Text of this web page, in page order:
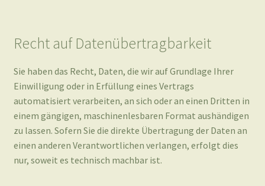
automatisiert verarbeiten, an sich oder an einen Dritten in
einem gängigen, maschinenlesbaren Format aushändigen
zu lassen. Sofern Sie die direkte Übertragung der Daten an
einen anderen Verantwortlichen verlangen, erfolgt dies
nur, soweit es technisch machbar ist.
Auskunft, Löschung und Berichtigung